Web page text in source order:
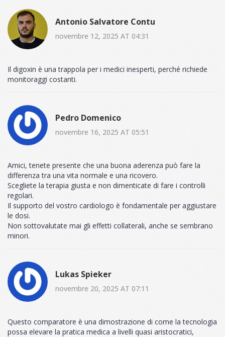
Antonio Salvatore Contu
novembre 12, 2025 AT 04:31
Il digoxin è una trappola per i medici inesperti, perché richiede
monitoraggi costanti.
Pedro Domenico
novembre 16, 2025 AT 05:51
Amici, tenete presente che una buona aderenza può fare la
differenza tra una vita normale e una ricovero.
Scegliete la terapia giusta e non dimenticate di fare i controlli
regolari.
Il supporto del vostro cardiologo è fondamentale per aggiustare
le dosi.
Non sottovalutate mai gli effetti collaterali, anche se sembrano
minori.
Lukas Spieker
novembre 20, 2025 AT 07:11
Questo comparatore è una dimostrazione di come la tecnologia
possa elevare la pratica medica a livelli quasi aristocratici,